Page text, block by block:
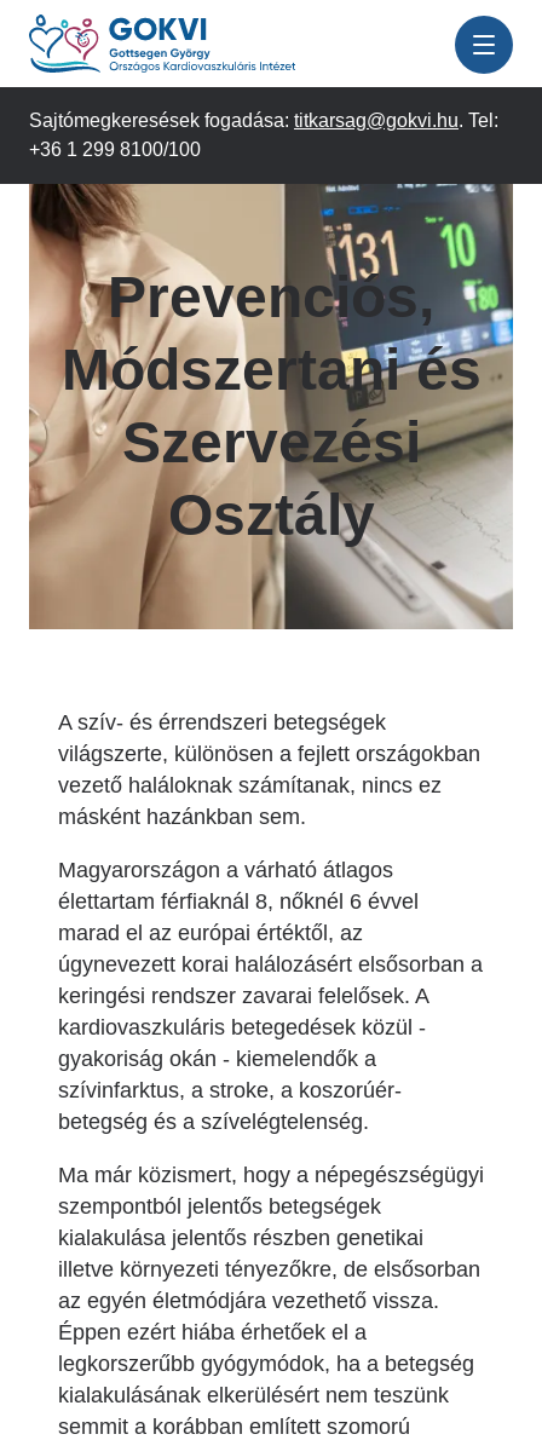
Ugrás
tartalomra
Sajtómegkeresések fogadása: titkarsag@gokvi.hu. Tel:
+36 1 299 8100/100
Prevenciós,
Módszertani és
Szervezési
Osztály
A szív- és érrendszeri betegségek
világszerte, különösen a fejlett országokban
vezető haláloknak számítanak, nincs ez
másként hazánkban sem.
Magyarországon a várható átlagos
élettartam férfiaknál 8, nőknél 6 évvel
marad el az európai értéktől, az
úgynevezett korai halálozásért elsősorban a
keringési rendszer zavarai felelősek. A
kardiovaszkuláris betegedések közül -
gyakoriság okán - kiemelendők a
szívinfarktus, a stroke, a koszorúér-
betegség és a szívelégtelenség.
Ma már közismert, hogy a népegészségügyi
szempontból jelentős betegségek
kialakulása jelentős részben genetikai
illetve környezeti tényezőkre, de elsősorban
az egyén életmódjára vezethető vissza.
Éppen ezért hiába érhetőek el a
legkorszerűbb gyógymódok, ha a betegség
kialakulásának elkerülésért nem teszünk
semmit a korábban említett szomorú